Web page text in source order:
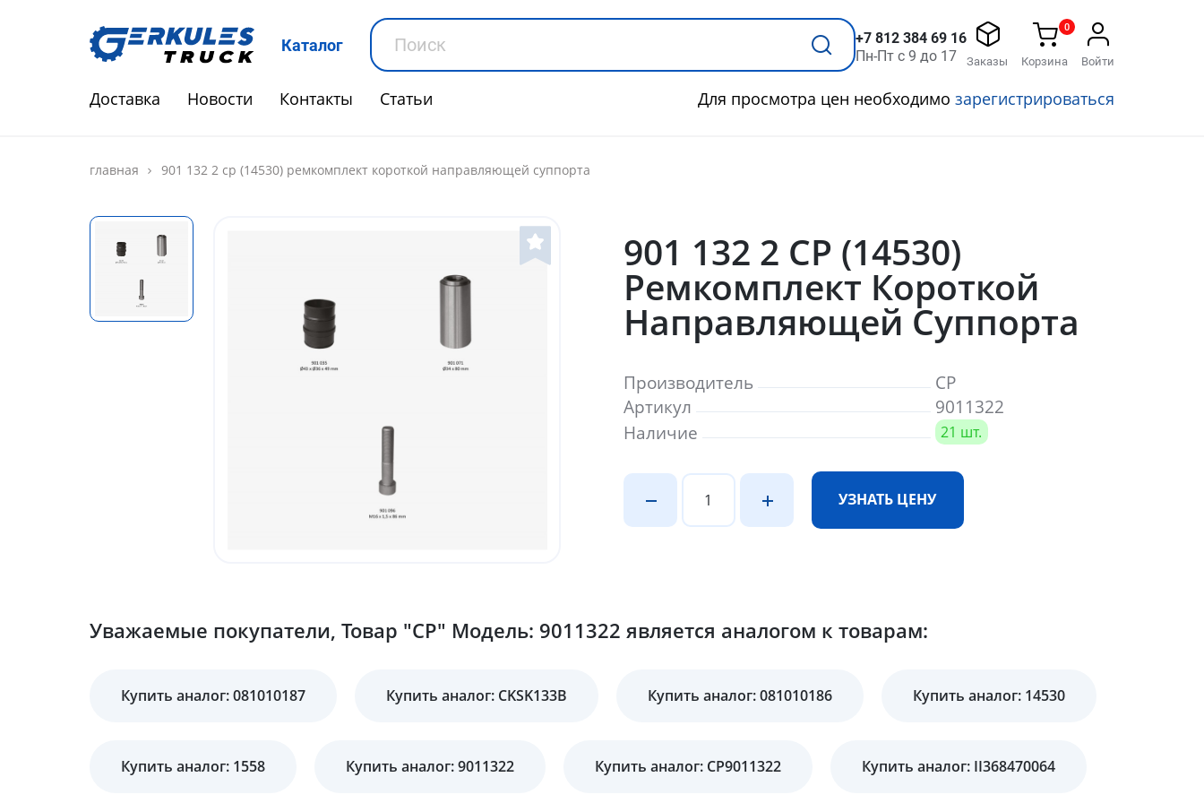
Каталог
+7 812 384 69 16
Пн-Пт с 9 до 17
Заказы
0
Корзина Войти
Доставка Новости Контакты Статьи Для просмотра цен необходимо зарегистрироваться
главная 901 132 2 cp (14530) ремкомплект короткой направляющей суппорта
901 132 2 CP (14530)
Ремкомплект Короткой
Направляющей Суппорта
Производитель
CP
Артикул
9011322
Наличие
21 шт.
УЗНАТЬ ЦЕНУ
Уважаемые покупатели, Товар "CP" Модель: 9011322 является аналогом к товарам:
Купить аналог: 081010187 Купить аналог: CKSK133B Купить аналог: 081010186 Купить аналог: 14530
Купить аналог: 1558 Купить аналог: 9011322 Купить аналог: CP9011322 Купить аналог: II368470064